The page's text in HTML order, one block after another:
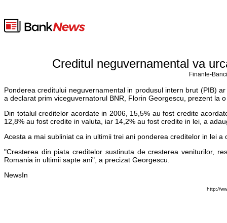
Creditul neguvernamental va
Finante-
Ponderea creditului neguvernamental in produsul intern brut (PIB)
a declarat prim viceguvernatorul BNR, Florin Georgescu, prezent la
Din totalul creditelor acordate in 2006, 15,5% au fost credite
12,8% au fost credite in valuta, iar 14,2% au fost credite in lei, a
Acesta a mai subliniat ca in ultimii trei ani ponderea creditelor in lei
"Cresterea din piata creditelor sustinuta de cresterea veniturilor,
Romania in ultimii sapte ani", a precizat Georgescu.
NewsIn
http://